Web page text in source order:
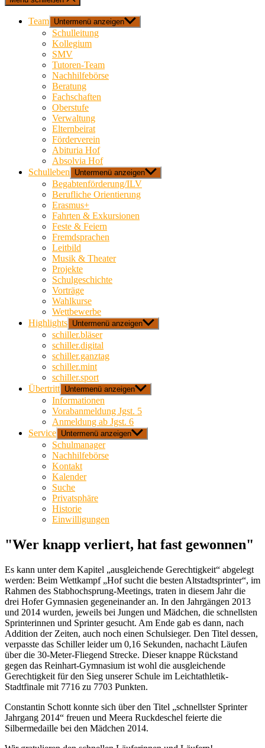
Team Untermenü anzeigen
Schulleitung
Kollegium
SMV
Tutoren-Team
Nachhilfebörse
Beratung
Fachschaften
Oberstufe
Verwaltung
Elternbeirat
Förderverein
Abituria Hof
Absolvia Hof
Schulleben
Untermenü anzeigen
Begabtenförderung/ILV
Berufliche Orientierung
Erasmus+
Fahrten & Exkursionen
Feste & Feiern
Fremdsprachen
Leitbild
Musik & Theater
Projekte
Schulgeschichte
Vorträge
Wahlkurse
Wettbewerbe
Highlights Untermenü anzeigen
schiller.bläser
schiller.digital
schiller.ganztag
schiller.mint
schiller.sport
Übertritt Untermenü anzeigen
Informationen
Vorabanmeldung Jgst. 5
Anmeldung ab Jgst. 6
Service Untermenü anzeigen
Schulmanager
Nachhilfebörse
Kontakt
Kalender
Suche
Privatsphäre
Historie
Einwilligungen
"Wer knapp verliert, hat fast gewonnen"
Es kann unter dem Kapitel „ausgleichende Gerechtigkeit“ abgelegt
werden: Beim Wettkampf „Hof sucht die besten Altstadtsprinter“, im
Rahmen des Stabhochsprung-Meetings, traten in diesem Jahr die
drei Hofer Gymnasien gegeneinander an. In den Jahrgängen 2013
und 2014 wurden, jeweils bei Jungen und Mädchen, die schnellsten
Sprinterinnen und Sprinter gesucht. Am Ende gab es dann, nach
Addition der Zeiten, auch noch einen Schulsieger. Den Titel dessen,
verpasste das Schiller leider um 0,16 Sekunden, nachacht Läufen
über die 30-Meter-Fliegend Strecke. Dieser knappe Rückstand
gegen das Reinhart-Gymnasium ist wohl die ausgleichende
Gerechtigkeit für den Sieg unserer Schule im Leichtathletik-
Stadtfinale mit 7716 zu 7703 Punkten.
Constantin Schott konnte sich über den Titel „schnellster Sprinter
Jahrgang 2014“ freuen und Meera Ruckdeschel feierte die
Silbermedaille bei den Mädchen 2014.